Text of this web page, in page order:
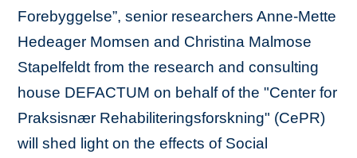
Forebyggelse”, senior researchers Anne-Mette
Hedeager Momsen and Christina Malmose
Stapelfeldt from the research and consulting
house DEFACTUM on behalf of the "Center for
Praksisnær Rehabiliteringsforskning" (CePR)
will shed light on the effects of Social